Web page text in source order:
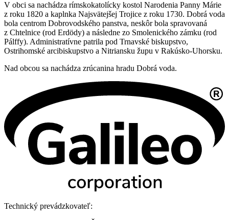
V obci sa nachádza rímskokatolícky kostol Narodenia Panny Márie
z roku 1820 a kaplnka Najsvätejšej Trojice z roku 1730. Dobrá voda
bola centrom Dobrovodského panstva, neskôr bola spravovaná
z Chtelnice (rod Erdödy) a následne zo Smolenického zámku (rod
Pálffy). Administratívne patrila pod Trnavské biskupstvo,
Ostrihomské arcibiskupstvo a Nitriansku župu v Rakúsko-Uhorsku.
Nad obcou sa nachádza zrúcanina hradu Dobrá voda.
Technický prevádzkovateľ: